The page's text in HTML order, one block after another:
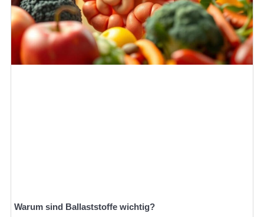
Warum sind Ballaststoffe wichtig?